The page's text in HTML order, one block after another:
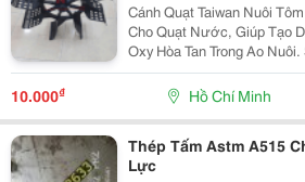
Cánh Quạt Taiwan Nuôi
Cho Quạt Nước, Giúp Tạo
Oxy Hòa Tan Trong Ao
Từ Nhựa Kỹ Thuật Bền
Đập Tốt Và Phù Hợp Với
10.000₫ Hồ Chí Minh
Thép Tấm Astm A515
Lực